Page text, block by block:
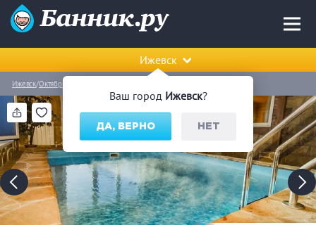
Ваш город Ижевск?
ДА, ВЕРНО НЕТ
Ижевск
Ижевск Октябрьский район